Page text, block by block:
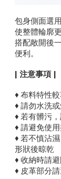
包身側面選
使整體輪廓
搭配敞開後
便利。
| 注意事項 |
♦ 布料特性
♦ 請勿水洗
♦ 若有髒污
♦ 請避免使
♦ 若不慎沾
形狀後晾乾
♦ 收納時請
♦ 皮革部分